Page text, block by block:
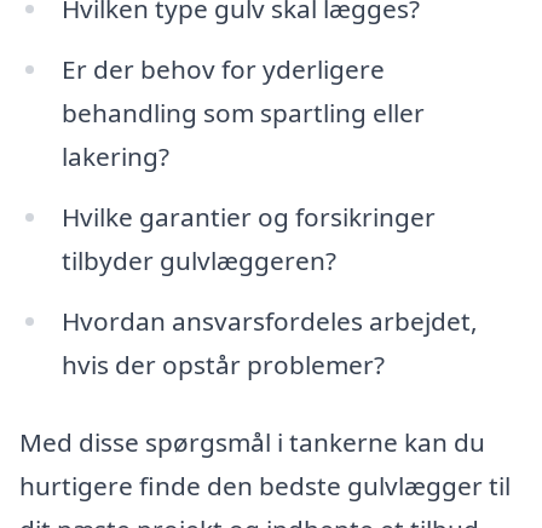
Hvilken type gulv skal lægges?
Er der behov for yderligere
behandling som spartling eller
lakering?
Hvilke garantier og forsikringer
tilbyder gulvlæggeren?
Hvordan ansvarsfordeles arbejdet,
hvis der opstår problemer?
Med disse spørgsmål i tankerne kan du
hurtigere finde den bedste gulvlægger til